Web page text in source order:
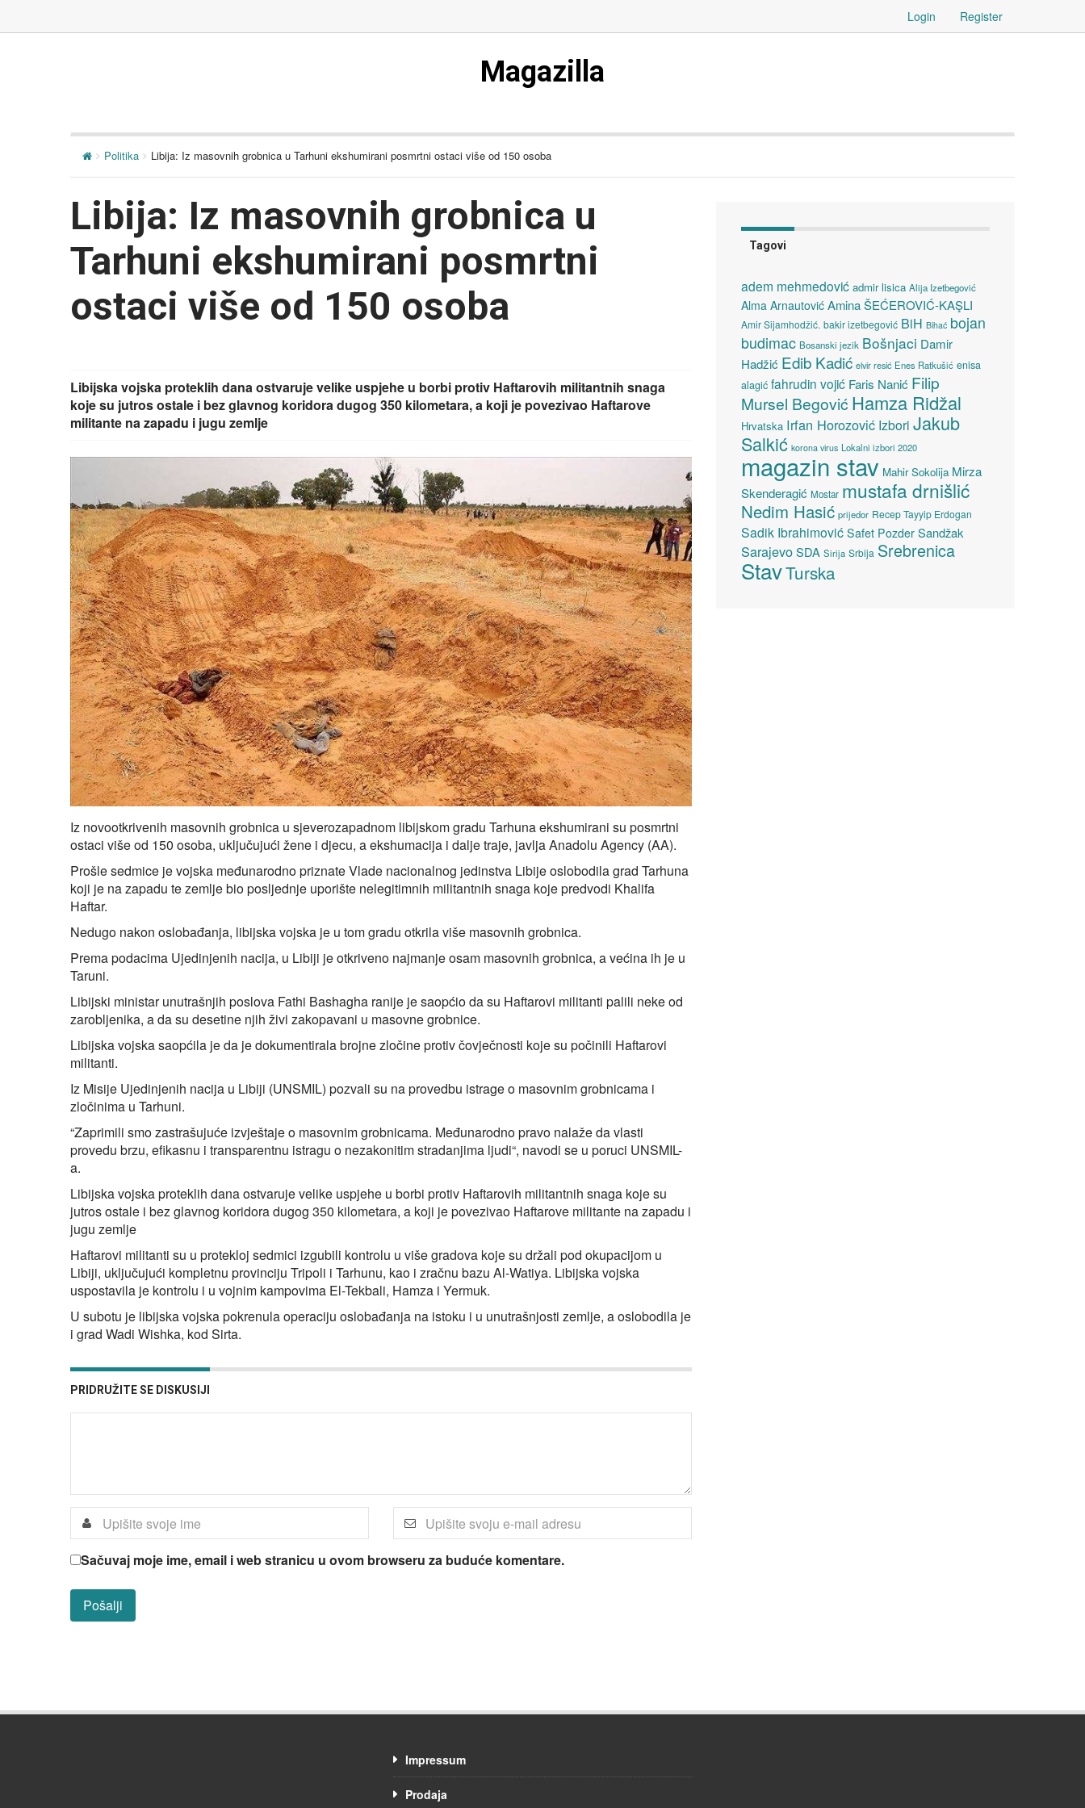
Login Register
Magazilla
Politika Libija: Iz masovnih grobnica u Tarhuni ekshumirani posmrtni ostaci više od 150 osoba
Libija: Iz masovnih grobnica u
Tarhuni ekshumirani posmrtni
ostaci više od 150 osoba
Libijska vojska proteklih dana ostvaruje velike uspjehe u borbi protiv Haftarovih militantnih snaga
koje su jutros ostale i bez glavnog koridora dugog 350 kilometara, a koji je povezivao Haftarove
militante na zapadu i jugu zemlje
Iz novootkrivenih masovnih grobnica u sjeverozapadnom libijskom gradu Tarhuna ekshumirani su posmrtni
ostaci više od 150 osoba, uključujući žene i djecu, a ekshumacija i dalje traje, javlja Anadolu Agency (AA).
Prošle sedmice je vojska međunarodno priznate Vlade nacionalnog jedinstva Libije oslobodila grad Tarhuna
koji je na zapadu te zemlje bio posljednje uporište nelegitimnih militantnih snaga koje predvodi Khalifa
Haftar.
Nedugo nakon oslobađanja, libijska vojska je u tom gradu otkrila više masovnih grobnica.
Prema podacima Ujedinjenih nacija, u Libiji je otkriveno najmanje osam masovnih grobnica, a većina ih je u
Taruni.
Libijski ministar unutrašnjih poslova Fathi Bashagha ranije je saopćio da su Haftarovi militanti palili neke od
zarobljenika, a da su desetine njih živi zakopavani u masovne grobnice.
Libijska vojska saopćila je da je dokumentirala brojne zločine protiv čovječnosti koje su počinili Haftarovi
militanti.
Iz Misije Ujedinjenih nacija u Libiji (UNSMIL) pozvali su na provedbu istrage o masovnim grobnicama i
zločinima u Tarhuni.
“Zaprimili smo zastrašujuće izvještaje o masovnim grobnicama. Međunarodno pravo nalaže da vlasti
provedu brzu, efikasnu i transparentnu istragu o nezakonitim stradanjima ljudi“, navodi se u poruci UNSMIL-
a.
Libijska vojska proteklih dana ostvaruje velike uspjehe u borbi protiv Haftarovih militantnih snaga koje su
jutros ostale i bez glavnog koridora dugog 350 kilometara, a koji je povezivao Haftarove militante na zapadu i
jugu zemlje
Haftarovi militanti su u protekloj sedmici izgubili kontrolu u više gradova koje su držali pod okupacijom u
Libiji, uključujući kompletnu provinciju Tripoli i Tarhunu, kao i zračnu bazu Al-Watiya. Libijska vojska
uspostavila je kontrolu i u vojnim kampovima El-Tekbali, Hamza i Yermuk.
U subotu je libijska vojska pokrenula operaciju oslobađanja na istoku i u unutrašnjosti zemlje, a oslobodila je
i grad Wadi Wishka, kod Sirta.
PRIDRUŽITE SE DISKUSIJI
Sačuvaj moje ime, email i web stranicu u ovom browseru za buduće komentare.
Tagovi
adem mehmedović admir lisica Alija Izetbegović
Alma Arnautović Amina ŠEĆEROVIĆ-KAŞLI
Amir Sijamhodžić. bakir izetbegović BiH Bihać bojan
budimac Bosanski jezik Bošnjaci Damir
Hadžić Edib Kadić elvir resić Enes Ratkušić enisa
alagić fahrudin vojić Faris Nanić Filip
Mursel Begović Hamza Ridžal
Hrvatska Irfan Horozović Izbori Jakub
Salkić korona virus Lokalni izbori 2020
magazin stav Mahir Sokolija Mirza
Skenderagić Mostar mustafa drnišlić
Nedim Hasić prijedor Recep Tayyip Erdogan
Sadik Ibrahimović Safet Pozder Sandžak
SarajevoSDA Sirija Srbija Srebrenica
StavTurska
Impressum
Prodaja